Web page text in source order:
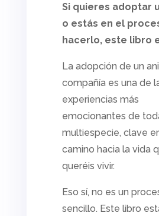
Si quieres adoptar
o estás en el
hacerlo, este libro
La adopción de un
compañía es una de
experiencias más
emocionantes de
multiespecie, clave
camino hacia la vida
queréis vivir.
Eso sí, no es un
sencillo. Este libro